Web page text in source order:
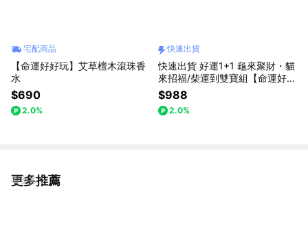
宅配商品
【命運好好玩】艾草檀木滾珠香
水
$690
2.0%
快速出貨
快速出貨 好運1+1 龜來聚財・貓
來招福/柴運到雙寶組【命運好好
玩】金錢龜來聚寶鎮+好運敲敲
來/財氣敲敲來(兩款任選)
$988
2.0%
更多推薦
看更多